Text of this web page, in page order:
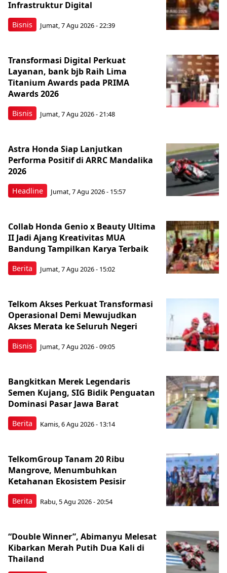
Bisnis
Infrastruktur Digital
Jumat, 7 Agu 2026 - 22:39
Bisnis
Transformasi Digital Perkuat
Layanan, bank bjb Raih Lima
Titanium Awards pada PRIMA
Awards 2026
Jumat, 7 Agu 2026 - 21:48
Headline
Astra Honda Siap Lanjutkan
Performa Positif di ARRC Mandalika
2026
Jumat, 7 Agu 2026 - 15:57
Berita
Collab Honda Genio x Beauty Ultima
II Jadi Ajang Kreativitas MUA
Bandung Tampilkan Karya Terbaik
Jumat, 7 Agu 2026 - 15:02
Bisnis
Telkom Akses Perkuat Transformasi
Operasional Demi Mewujudkan
Akses Merata ke Seluruh Negeri
Jumat, 7 Agu 2026 - 09:05
Berita
Bangkitkan Merek Legendaris
Semen Kujang, SIG Bidik Penguatan
Dominasi Pasar Jawa Barat
Kamis, 6 Agu 2026 - 13:14
Berita
TelkomGroup Tanam 20 Ribu
Mangrove, Menumbuhkan
Ketahanan Ekosistem Pesisir
Rabu, 5 Agu 2026 - 20:54
“Double Winner”, Abimanyu Melesat
Kibarkan Merah Putih Dua Kali di
Thailand